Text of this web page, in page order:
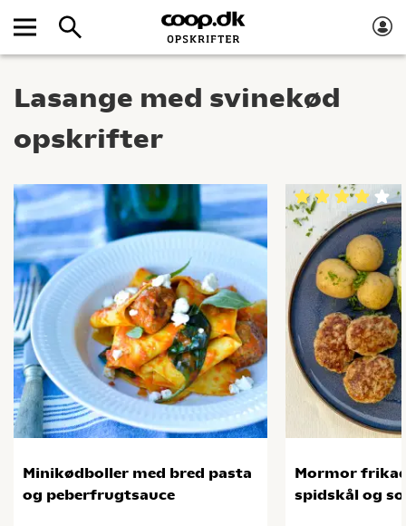
Lasange med svinekød
opskrifter
Minikødboller med bred pasta
og peberfrugtsauce
Mormor
spidskål og